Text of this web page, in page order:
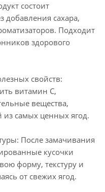
состоит
добавления сахара,
Подходит
здорового
свойств:
витамин С,
вещества,
самых ценных ягод.
После замачивания
кусочки
форму, текстуру и
от свежих ягод.